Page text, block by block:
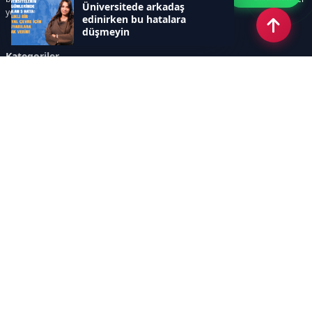
Üniversitede arkadaş
edinirken bu hatalara
düşmeyin
yer alır.
Kategoriler